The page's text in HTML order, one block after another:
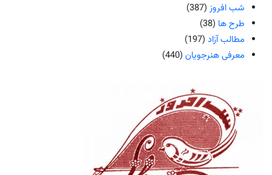
شب افروز (387)
طرح ها (38)
مطالب آزاد (197)
معرفی هنرجویان (440)